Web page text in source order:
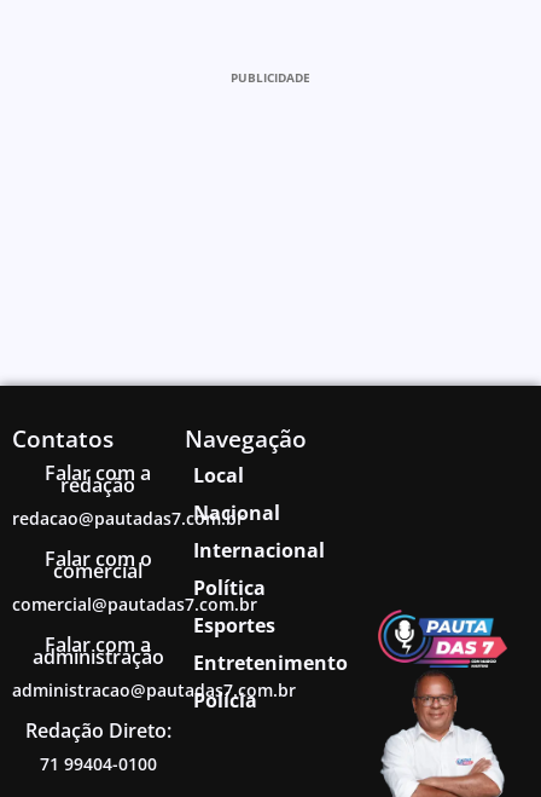
PUBLICIDADE
Contatos
Falar com a
redação
redacao@pautadas7.com.br
Falar com o
comercial
comercial@pautadas7.com.br
Falar com a
administração
administracao@pautadas7.com.br
Redação Direto:
71 99404-0100
Navegação
Local
Nacional
Internacional
Política
Esportes
Entretenimento
Polícia